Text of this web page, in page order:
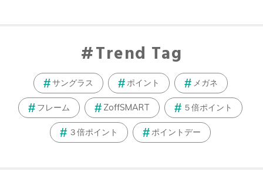
Trend Tag
サングラス ポイント メガネ
フレーム ZoffSMART ５倍ポイント
３倍ポイント ポイントデー